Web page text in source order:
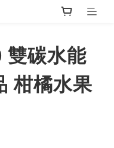
雙碳水能
柑橘水果